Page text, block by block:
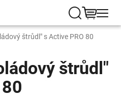
Hledat
KOŠÍK
štrůdl" s Active PRO 80
štrůdl"